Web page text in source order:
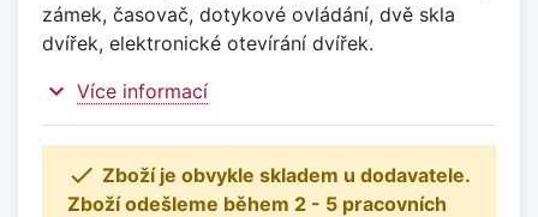
zámek, časovač, dotykové ovládání, dvě skla
dvířek, elektronické otevírání dvířek.
expand_more Více informací
 Zboží je obvykle skladem u dodavatele.
Zboží odešleme během 2 - 5 pracovních